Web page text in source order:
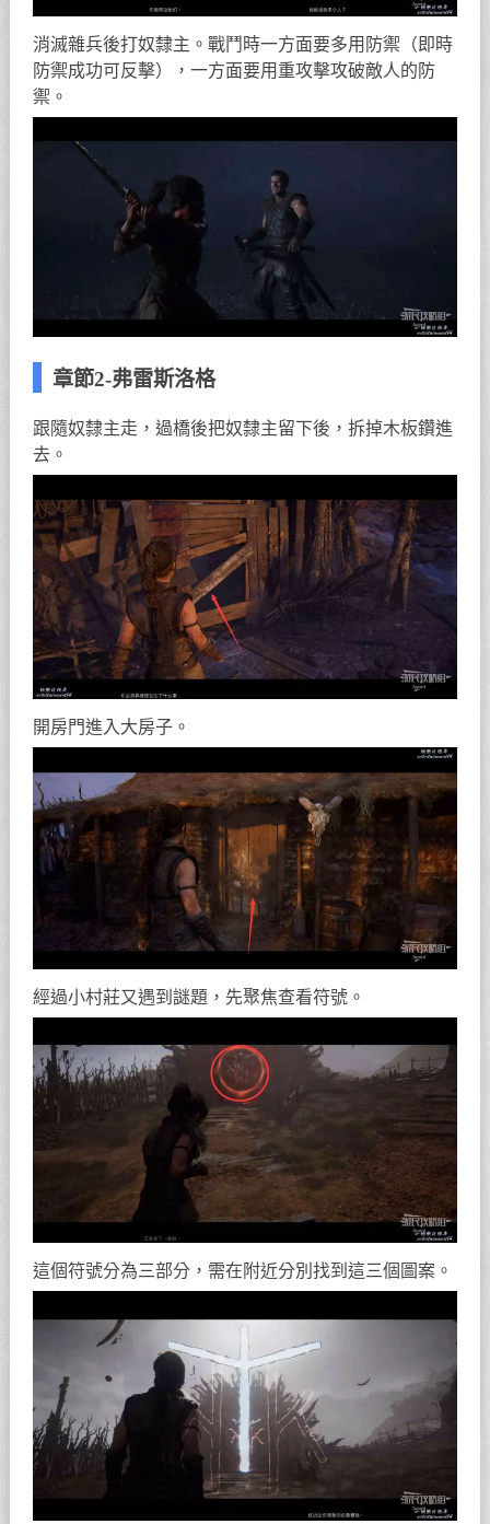
消滅雜兵後打奴隸主。戰鬥時一方面要多用防禦（即時
防禦成功可反擊），一方面要用重攻擊攻破敵人的防
禦。
章節2-弗雷斯洛格
跟隨奴隸主走，過橋後把奴隸主留下後，拆掉木板鑽進
去。
開房門進入大房子。
經過小村莊又遇到謎題，先聚焦查看符號。
這個符號分為三部分，需在附近分別找到這三個圖案。